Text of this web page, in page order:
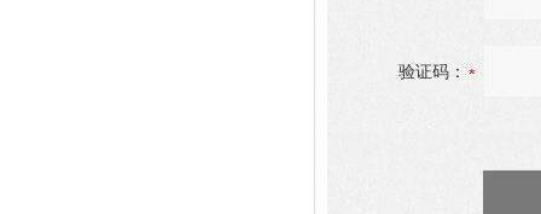
验证码：